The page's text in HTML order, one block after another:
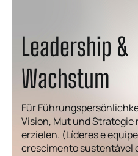
Leadership &
Wachstum
Für
Vision, Mut und
erzielen. (Líderes e
crescimento sustentável